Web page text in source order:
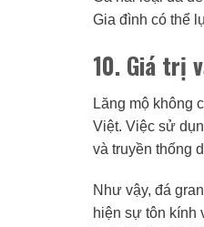
Gia đình có thể
10. Giá trị
Lăng mộ không
Việt. Việc sử
và truyền thống
Như vậy, đá
hiện sự tôn kính